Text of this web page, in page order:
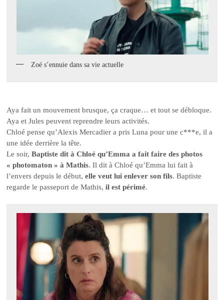
Zoé s’ennuie dans sa vie actuelle
Aya fait un mouvement brusque, ça craque… et tout se débloque.
Aya et Jules peuvent reprendre leurs activités.
Chloé pense qu’Alexis Mercadier a pris Luna pour une c***e, il a
une idée derrière la tête.
Le soir,Baptiste dit à Chloé qu’Emma a fait faire des photos
« photomaton » à Mathis. Il dit à Chloé qu’Emma lui fait à
l’envers depuis le début,elle veut lui enlever son fils. Baptiste
regarde le passeport de Mathis,il est périmé.